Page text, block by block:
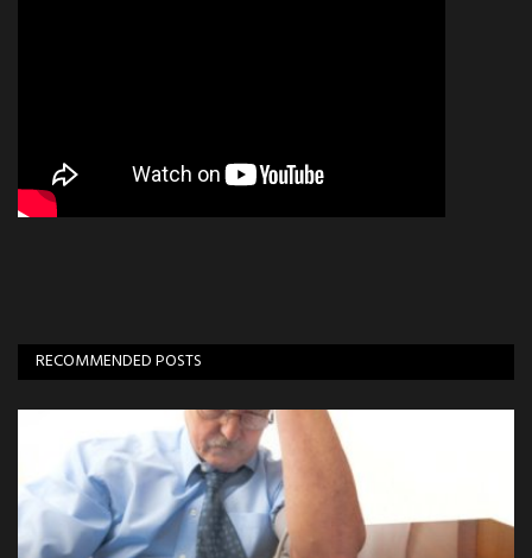
RECOMMENDED POSTS